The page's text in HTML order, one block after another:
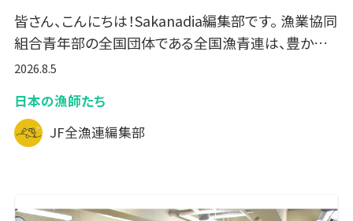
皆さん、こんにちは！Sakanadia編集部です。 漁業協同
組合青年部の全国団体である全国漁青連は、豊か…
2026.8.5
日本の漁師たち
JF全漁連編集部